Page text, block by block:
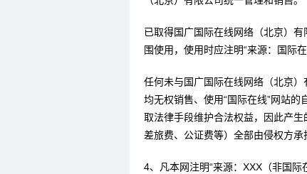
已取得国广国际在线网络（北京）
围使用，使用时应注明“来源：国际
任何未与国广国际在线网络（北京
均无权销售、使用“国际在线”网站
取法律手段维护合法权益，因此产生
差旅费、公证费等）全部由侵权方承
4、凡本网注明“来源：XXX（非国际